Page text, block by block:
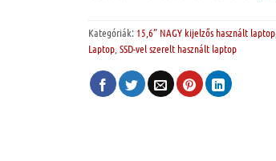
Kategóriák: 15,6” NAGY kijelzős használt laptop
Laptop SSD-vel szerelt használt laptop